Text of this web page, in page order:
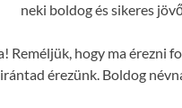
neki boldog és sikeres
Reméljük, hogy ma érezni
érezünk. Boldog